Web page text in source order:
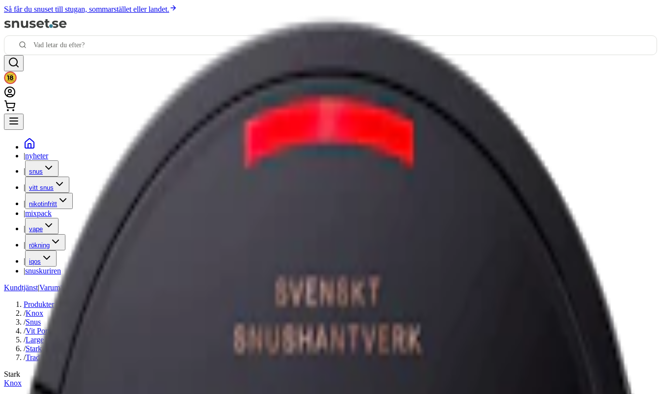
Så får du snuset till stugan, sommarstället eller landet.
|nyheter
| snus
| vitt snus
| nikotinfritt
|mixpack
| vape
| rökning
| iqos
|snuskuriren
Kundtjänst|Varumärken
Produkter
/Knox
/Snus
/Vit Portion
/Large
/Stark
/Traditionell
Stark
Knox